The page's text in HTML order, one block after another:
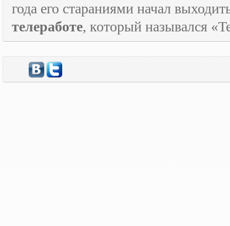
года его стараниями начал
телеработе, который назывался «